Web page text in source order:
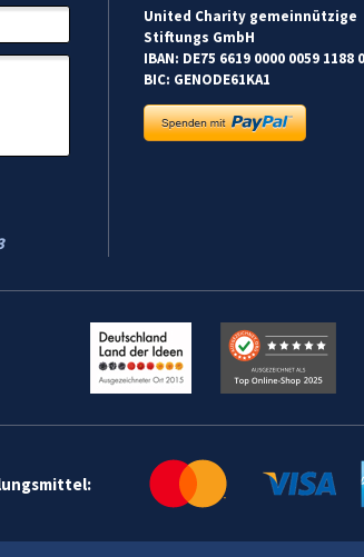
United Charity gemeinnützige
Stiftungs GmbH
IBAN: DE75 6619 0000 0059 1188
BIC: GENODE61KA1